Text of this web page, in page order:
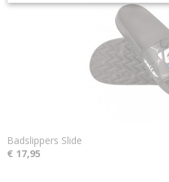
Badslippers Slide
€ 17,95